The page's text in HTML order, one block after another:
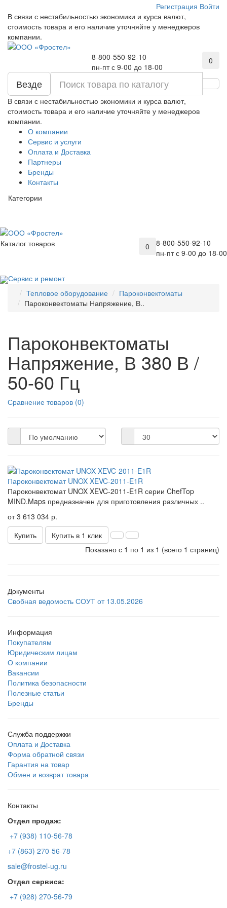
Регистрация Войти
В связи с нестабильностью экономики и курса валют,
стоимость товара и его наличие уточняйте у менеджеров
компании.
8-800-550-92-10
пн-пт с 9-00 до 18-00
0
Везде
В связи с нестабильностью экономики и курса валют,
стоимость товара и его наличие уточняйте у менеджеров
компании.
О компании
Сервис и услуги
Оплата и Доставка
Партнеры
Бренды
Контакты
Категории
8-800-550-92-10
пн-пт с 9-00 до 18-00
0
Каталог товаров
Сервис и ремонт
Тепловое оборудование
Пароконвектоматы
Пароконвектоматы Напряжение, В..
Пароконвектоматы
Напряжение, В 380 В /
50-60 Гц
Сравнение товаров (0)
Пароконвектомат UNOX XEVC-2011-E1R
Пароконвектомат UNOX XEVC-2011-E1R серии ChefTop
MIND.Maps предназначен для приготовления различных ..
от 3 613 034 р.
Купить
Купить в 1 клик
Показано с 1 по 1 из 1 (всего 1 страниц)
Документы
Свобная ведомость СОУТ от 13.05.2026
Информация
Покупателям
Юридическим лицам
О компании
Вакансии
Политика безопасности
Полезные статьи
Бренды
Служба поддержки
Оплата и Доставка
Форма обратной связи
Гарантия на товар
Обмен и возврат товара
Контакты
Отдел продаж:
+7 (938) 110-56-78
+7 (863) 270-56-78
sale@frostel-ug.ru
Отдел сервиса:
+7 (928) 270-56-79